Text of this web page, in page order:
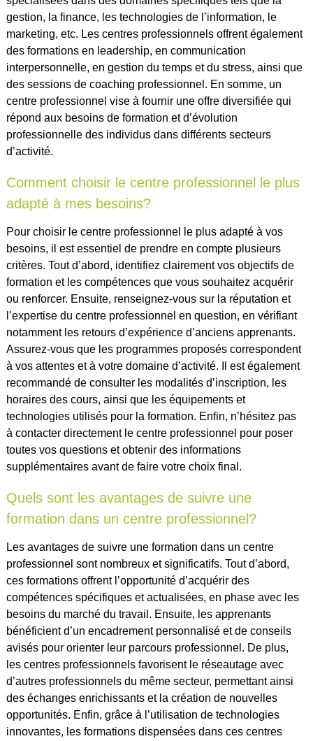
gestion, la finance, les technologies de l’information, le
marketing, etc. Les centres professionnels offrent également
des formations en leadership, en communication
interpersonnelle, en gestion du temps et du stress, ainsi que
des sessions de coaching professionnel. En somme, un
centre professionnel vise à fournir une offre diversifiée qui
répond aux besoins de formation et d’évolution
professionnelle des individus dans différents secteurs
d’activité.
Comment choisir le centre professionnel le plus
adapté à mes besoins?
Pour choisir le centre professionnel le plus adapté à vos
besoins, il est essentiel de prendre en compte plusieurs
critères. Tout d’abord, identifiez clairement vos objectifs de
formation et les compétences que vous souhaitez acquérir
ou renforcer. Ensuite, renseignez-vous sur la réputation et
l’expertise du centre professionnel en question, en vérifiant
notamment les retours d’expérience d’anciens apprenants.
Assurez-vous que les programmes proposés correspondent
à vos attentes et à votre domaine d’activité. Il est également
recommandé de consulter les modalités d’inscription, les
horaires des cours, ainsi que les équipements et
technologies utilisés pour la formation. Enfin, n’hésitez pas
à contacter directement le centre professionnel pour poser
toutes vos questions et obtenir des informations
supplémentaires avant de faire votre choix final.
Quels sont les avantages de suivre une
formation dans un centre professionnel?
Les avantages de suivre une formation dans un centre
professionnel sont nombreux et significatifs. Tout d’abord,
ces formations offrent l’opportunité d’acquérir des
compétences spécifiques et actualisées, en phase avec les
besoins du marché du travail. Ensuite, les apprenants
bénéficient d’un encadrement personnalisé et de conseils
avisés pour orienter leur parcours professionnel. De plus,
les centres professionnels favorisent le réseautage avec
d’autres professionnels du même secteur, permettant ainsi
des échanges enrichissants et la création de nouvelles
opportunités. Enfin, grâce à l’utilisation de technologies
innovantes, les formations dispensées dans ces centres